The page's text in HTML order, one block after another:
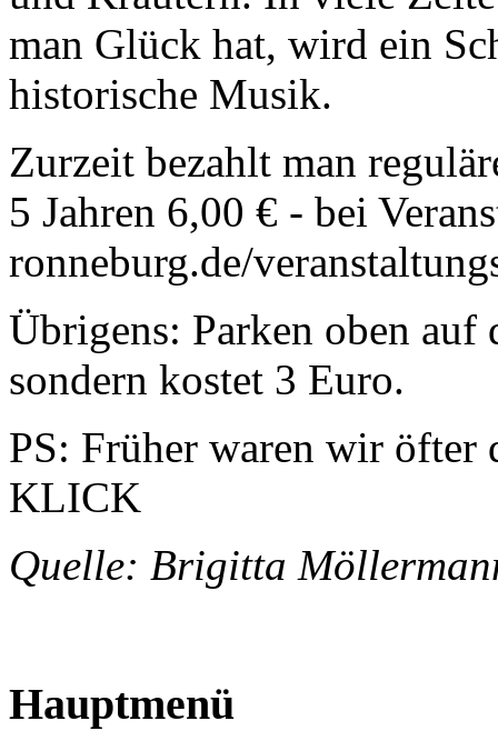
man Glück hat, wird ein
historische Musik.
Zurzeit bezahlt man
5 Jahren 6,00 € - bei
ronneburg.de/
Übrigens: Parken oben auf
sondern kostet 3 Euro.
PS: Früher waren wir öfter
KLICK
Quelle: Brigitta
Hauptmenü